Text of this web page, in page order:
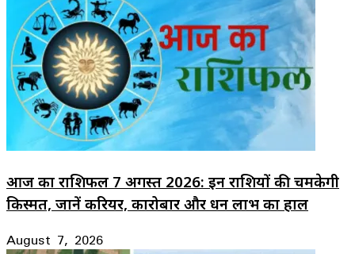
आज का राशिफल 7 अगस्त 2026: इन राशियों की चमकेगी
किस्मत, जानें करियर, कारोबार और धन लाभ का हाल
August 7, 2026